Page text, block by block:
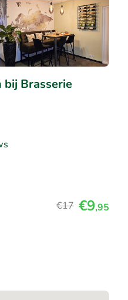
bij Brasserie
€17 €9,95